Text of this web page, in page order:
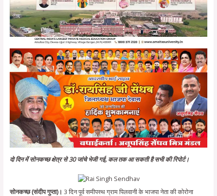
दो दिन में सोनकच्छ क्षेत्र से 30 जांचे भेजी गई, कल तक आ सकती है सभी की रिपोर्ट।
सोनकच्छ (संदीप गुप्ता)। 3 दिन पूर्व समीपस्थ ग्राम पिलवानी के भाजपा नेता की कोरोना